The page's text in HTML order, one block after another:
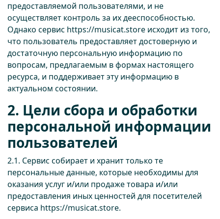
предоставляемой пользователями, и не
осуществляет контроль за их дееспособностью.
Однако сервис https://musicat.store исходит из того,
что пользователь предоставляет достоверную и
достаточную персональную информацию по
вопросам, предлагаемым в формах настоящего
ресурса, и поддерживает эту информацию в
актуальном состоянии.
2. Цели сбора и обработки
персональной информации
пользователей
2.1. Сервис собирает и хранит только те
персональные данные, которые необходимы для
оказания услуг и/или продаже товара и/или
предоставления иных ценностей для посетителей
сервиса https://musicat.store.